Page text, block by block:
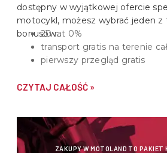
dostępny w wyjątkowej ofercie
motocykl, możesz wybrać jeden z
bonusów:20 rat 0%
transport gratis na terenie
pierwszy przegląd gratis
CZYTAJ CAŁOŚĆ »
ZAKUPY W MOTOLAND TO PAKIET